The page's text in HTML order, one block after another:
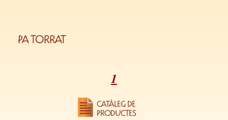
CATÀLEG DE
PRODUCTES
PA TORRAT
1